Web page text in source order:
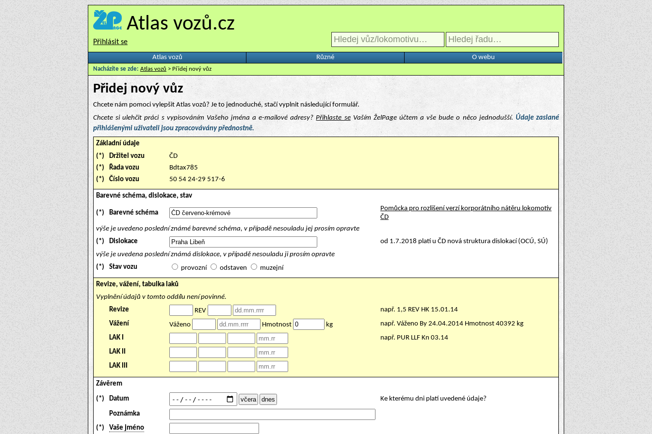
Atlas vozů.cz
Přihlásit se
Atlas vozů Různé O webu
Nacházíte se zde: Atlas vozů > Přidej nový vůz
Přidej nový vůz
Chcete nám pomoci vylepšit Atlas vozů? Je to jednoduché, stačí vyplnit následující formulář.
Chcete si ulehčit práci s vypisováním Vašeho jména a e-mailové adresy?Přihlaste seVaším ŽelPage účtem a vše bude o něco jednodušší. Údaje zaslané
přihlášenými uživateli jsou zpracovávány přednostně.
Základní údaje
(*)
Držitel vozu
ČD
(*)
Řada vozu
Bdtax785
(*)
Číslo vozu 50 54 24-29 517-6
Barevné schéma, dislokace, stav
(*) Barevné schéma
Pomůcka pro rozlišení verzí korporátního nátěru lokomotiv
ČD
výše je uvedeno poslední známé barevné schéma, v případě nesouladu jej prosím opravte
(*)
Dislokace
od 1.7.2018 platí u ČD nová struktura dislokací (OCÚ, SÚ)
výše je uvedena poslední známá dislokace, v případě nesouladu ji prosím opravte
(*)
Stav vozu provozní odstaven muzejní
Revize, vážení, tabulka laků
Vyplnění údajů v tomto oddílu není povinné.
Revize
REV
např. 1,5 REV HK 15.01.14
Vážení
Váženo Hmotnost kg
např. Váženo By 24.04.2014 Hmotnost 40392 kg
LAK I
např. PUR LLF Kn 03.14
LAK II
LAK III
Závěrem
(*) Datum Ke kterému dni platí uvedené údaje?
Poznámka
(*)
Vaše jméno